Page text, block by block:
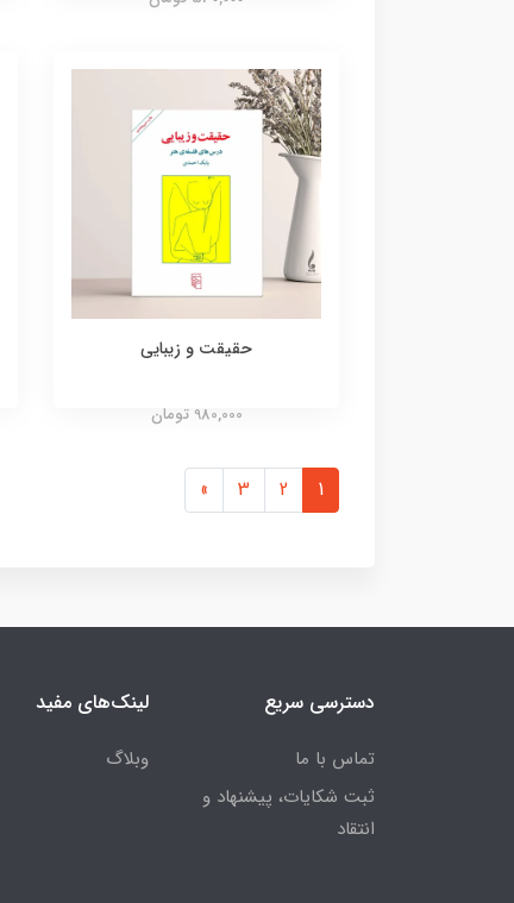
حقیقت و زیبایی
980,000 تومان
1
2
3
»
دسترسی سریع
تماس با ما
ثبت شکایات، پیشنهاد و
انتقاد
لینک‌های مفید
وبلاگ